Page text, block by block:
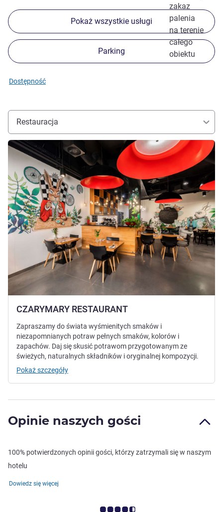
zakaz
palenia
na terenie
całego
obiektu
Pokaż wszystkie usługi
Parking
Dostępność
Restauracja
CZARYMARY RESTAURANT
Pokaż szczegóły
Zapraszamy do świata wyśmienitych smaków i
niezapomnianych potraw pełnych smaków, kolorów i
zapachów. Daj się skusić potrawom przygotowanym ze
świeżych, naturalnych składników i oryginalnej kompozycji.
Pokaż szczegóły
Opinie naszych gości
100% potwierdzonych opinii gości, którzy zatrzymali się w naszym
hotelu
Dowiedz się więcej